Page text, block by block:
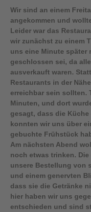
Wir sind an einem
angekommen und
Leider war das
wir zunächst zu einem
uns eine Minute später
geschlossen sei, da
ausverkauft waren.
Restaurants in der
erreichbar sein sollten.
Minuten, und dort
gesagt, dass die
konnten wir uns über
gebuchte Frühstück
Am nächsten Abend
noch etwas trinken.
unsere Bestellung von
und einem genervten
dass sie die Getränke
hier haben wir uns
entschieden und sind